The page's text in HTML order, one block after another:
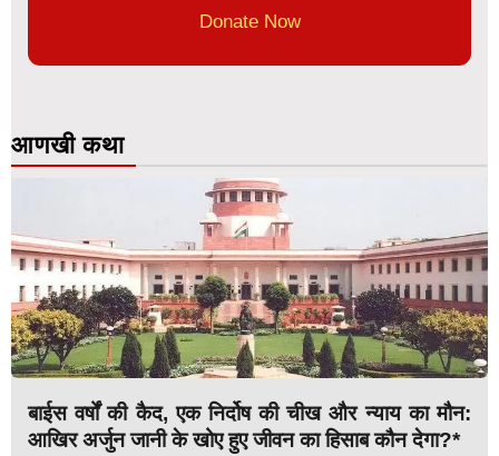
Donate Now
आणखी कथा
बाईस वर्षों की कैद, एक निर्दोष की चीख और न्याय का मौन:
आखिर अर्जुन जानी के खोए हुए जीवन का हिसाब कौन देगा?*